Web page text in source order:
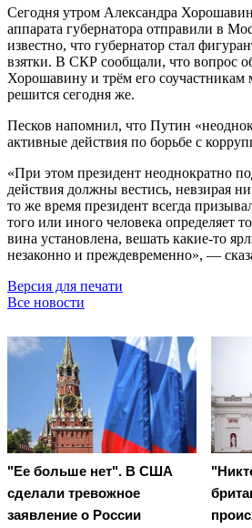
Сегодня утром Александра
аппарата губернатора отправили в
известно, что губернатор стал
взятки. В СКР сообщали, что вопрос
Хорошавину и трём его соучастникам
решится сегодня же.
Песков напомнил, что Путин
активные действия по борьбе с
«При этом президент неоднократно
действия должны вестись, невзирая
то же время президент всегда
того или иного человека определяет
вина установлена, вешать какие-то
незаконно и преждевременно», —
Версия для печати
Все новости
"Ее больше нет". В США
сделали тревожное
заявление о России